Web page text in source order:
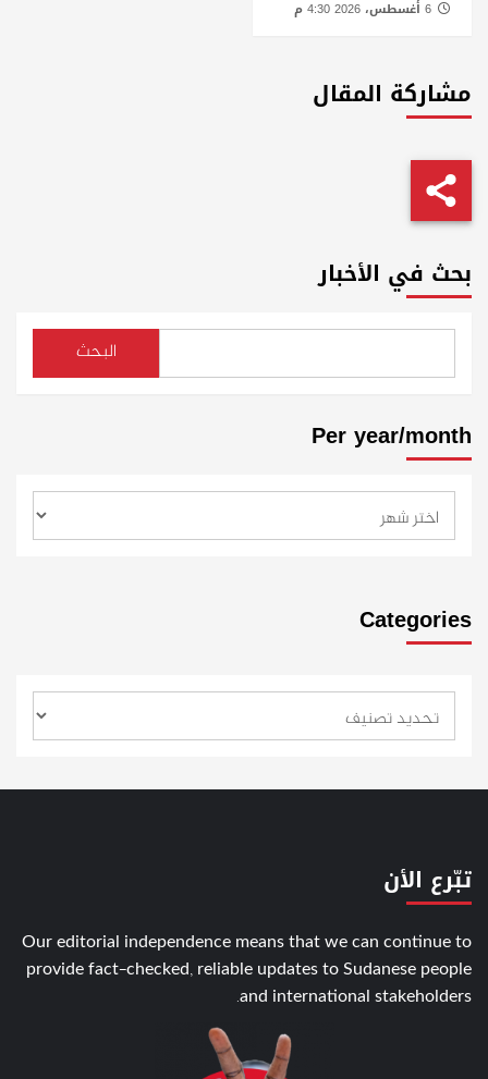
مشاركة المقال
بحث في الأخبار
البحث
Per year/month
Categories
تبّرع الأن
Our editorial independence means that we can continue to
provide fact-checked, reliable updates to Sudanese people
and international stakeholders.